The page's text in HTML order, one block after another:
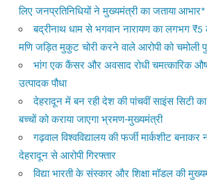
लिए जनप्रतिनिधियों ने मुख्यमंत्री का जताया आभार*
बद्रीनाथ धाम से भगवान नारायण का लगभग
मणि जड़ित मुकुट चोरी करने वाले आरोपी को चमोली
भांग एक कैंसर और अवसाद रोधी चमत्कारिक
उत्पादक पौधा
देहरादून में बन रही देश की पांचवीं साइंस सिटी
बच्चों को कराया जाएगा भ्रमण-मुख्यमंत्री
गढ़वाल विश्वविद्यालय की फर्जी मार्कशीट
देहरादून से आरोपी गिरफ्तार
विद्या भारती के संस्कार और शिक्षा मॉडल की